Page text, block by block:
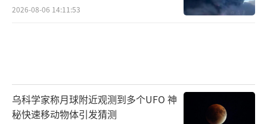
2026-08-06 14:11:53
乌科学家称月球附近观测到多个UFO 神
秘快速移动物体引发猜测